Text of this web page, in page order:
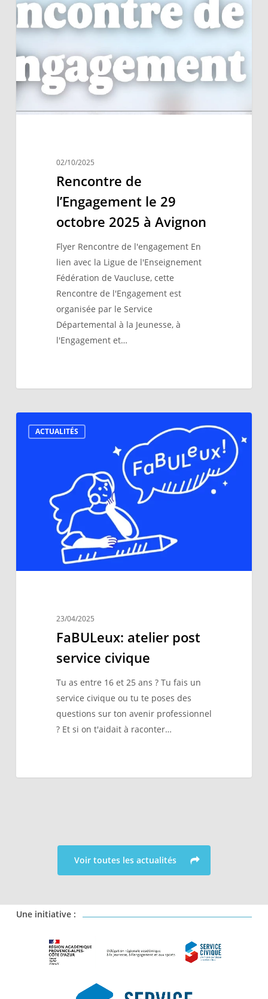
l’Engagement
le
octobre
à
Avignon
02/10/2025
Rencontre de
l’Engagement le 29
octobre 2025 à Avignon
Flyer Rencontre de l'engagement En
lien avec la Ligue de l'Enseignement
Fédération de Vaucluse, cette
Rencontre de l'Engagement est
organisée par le Service
Départemental à la Jeunesse, à
l'Engagement et…
ACTUALITÉS
atelier
23/04/2025
FaBULeux: atelier post
service civique
Tu as entre 16 et 25 ans ? Tu fais un
service civique ou tu te poses des
questions sur ton avenir professionnel
? Et si on t'aidait à raconter…
Voir toutes les actualités
Une initiative :